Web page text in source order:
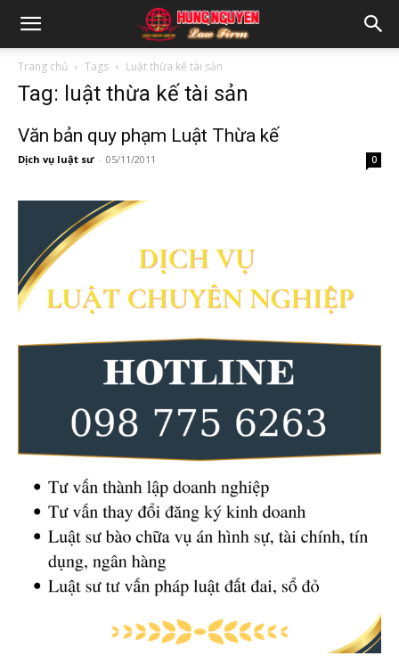
Trang chủ Tags Luật thừa kế tài sản
Tag: luật thừa kế tài sản
Văn bản quy phạm Luật Thừa kế
Dịch vụ luật sư - 05/11/2011 0